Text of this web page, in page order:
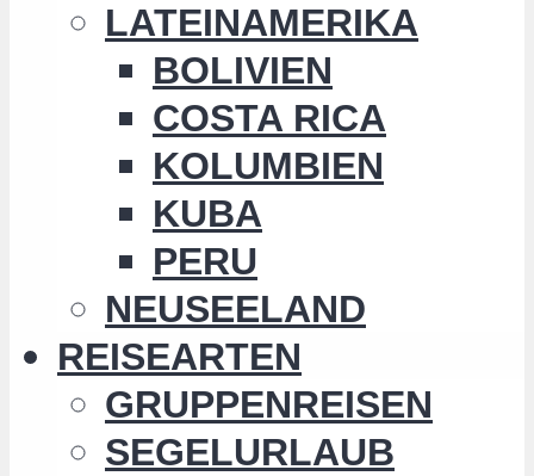
LATEINAMERIKA
BOLIVIEN
COSTA RICA
KOLUMBIEN
KUBA
PERU
NEUSEELAND
REISEARTEN
GRUPPENREISEN
SEGELURLAUB